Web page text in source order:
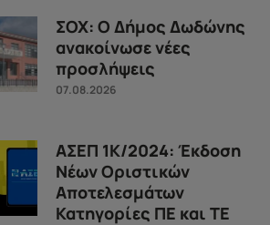
ΣΟΧ: Ο Δήμος Δωδώνης
ανακοίνωσε νέες
προσλήψεις
07.08.2026
ΑΣΕΠ 1Κ/2024: Έκδοση
Νέων Οριστικών
Αποτελεσμάτων
Κατηγορίες ΠΕ και ΤΕ